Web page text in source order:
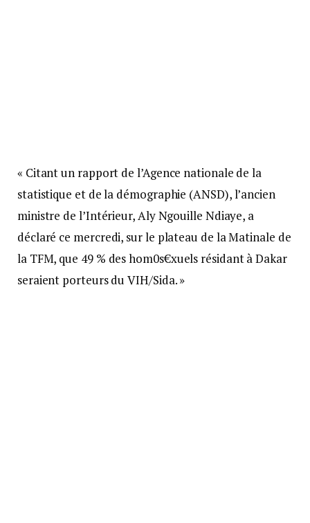
« Citant un rapport de l’Agence nationale de la
statistique et de la démographie (ANSD), l’ancien
ministre de l’Intérieur, Aly Ngouille Ndiaye, a
déclaré ce mercredi, sur le plateau de la Matinale de
la TFM, que 49 % des hom0s€xuels résidant à Dakar
seraient porteurs du VIH/Sida. »